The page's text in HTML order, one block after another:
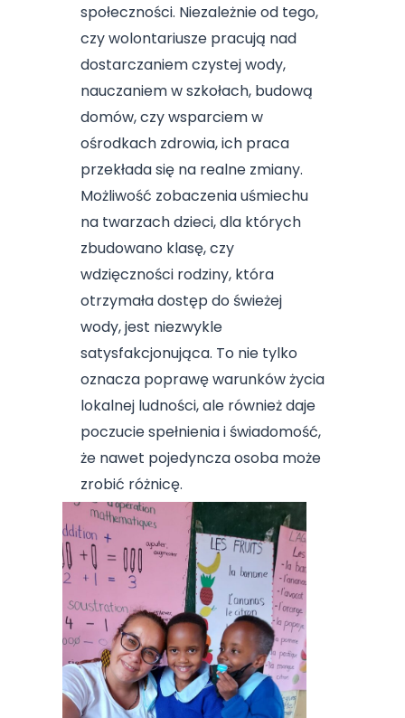
społeczności. Niezależnie od tego,
czy wolontariusze pracują nad
dostarczaniem czystej wody,
nauczaniem w szkołach, budową
domów, czy wsparciem w
ośrodkach zdrowia, ich praca
przekłada się na realne zmiany.
Możliwość zobaczenia uśmiechu
na twarzach dzieci, dla których
zbudowano klasę, czy
wdzięczności rodziny, która
otrzymała dostęp do świeżej
wody, jest niezwykle
satysfakcjonująca. To nie tylko
oznacza poprawę warunków życia
lokalnej ludności, ale również daje
poczucie spełnienia i świadomość,
że nawet pojedyncza osoba może
zrobić różnicę.